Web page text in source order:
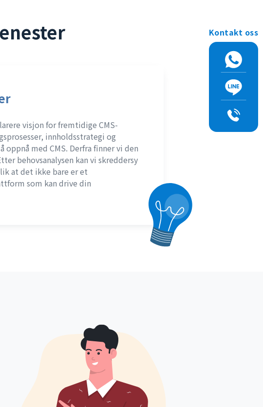
visjon for fremtidige CMS-
innholdsstrategi og
med CMS. Derfra finner vi den
behovsanalysen kan vi skreddersy
at det ikke bare er et
som kan drive din
Kontakt oss